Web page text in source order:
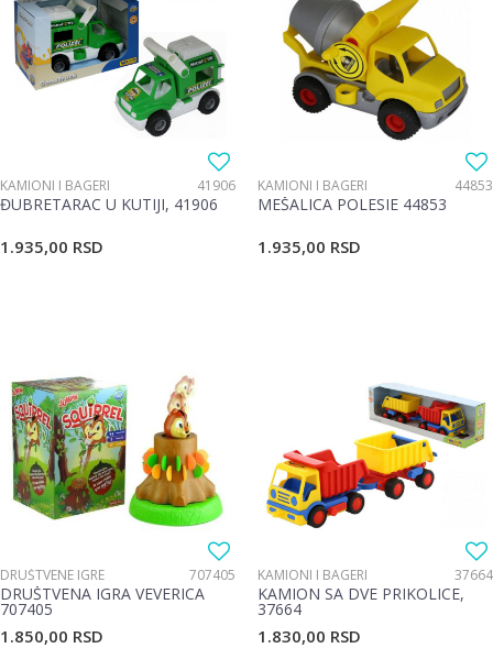
KAMIONI I BAGERI 41906
ĐUBRETARAC U KUTIJI, 41906
1.935,00 RSD
KAMIONI I BAGERI 44853
MEŠALICA POLESIE 44853
1.935,00 RSD
DRUŠTVENE IGRE 707405
DRUŠTVENA IGRA VEVERICA
707405
1.850,00 RSD
KAMIONI I BAGERI 37664
KAMION SA DVE PRIKOLICE,
37664
1.830,00 RSD